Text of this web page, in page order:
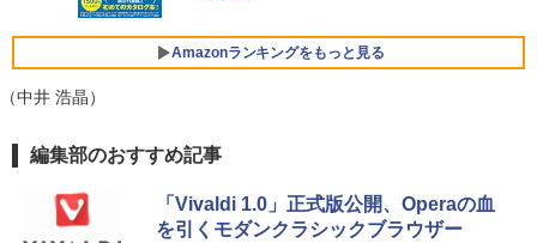
Core i5/16GB/SSD 512GB/ホワイト) FM
VWK3E15W_AZ
Amazonランキングをもっと見る
Amazon Kindle - 目に優しい、かさばら
続バッテリー、6インチディスプレイ電子
書籍リーダー、マッチャ、16GB、広告な
し
（中井 浩晶）
編集部のおすすめ記事
「Vivaldi 1.0」正式版公開、Operaの血
を引くモダンクラシックブラウザー